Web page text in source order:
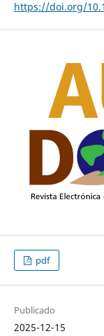
https://doi.org/
pdf
Publicado
2025-12-15